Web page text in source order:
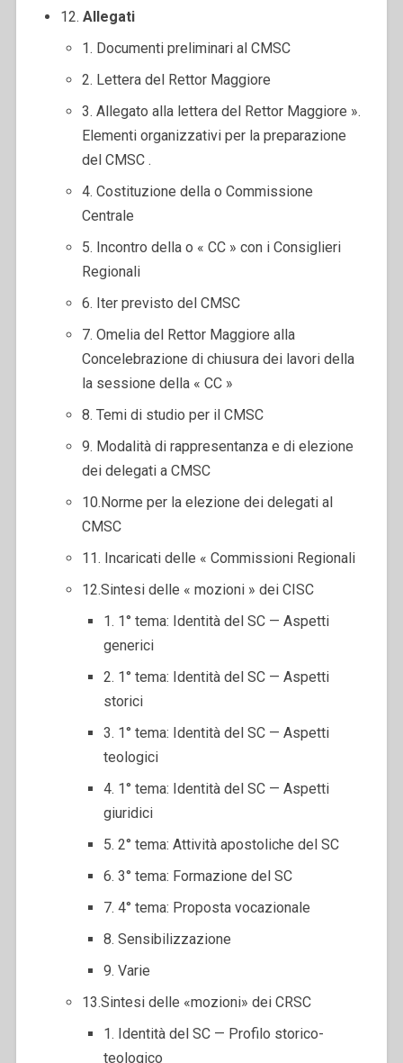
12. Allegati
1. Documenti preliminari al CMSC
2. Lettera del Rettor Maggiore
3. Allegato alla lettera del Rettor Maggiore ».
Elementi organizzativi per la preparazione
del CMSC .
4. Costituzione della o Commissione
Centrale
5. Incontro della o « CC » con i Consiglieri
Regionali
6. Iter previsto del CMSC
7. Omelia del Rettor Maggiore alla
Concelebrazione di chiusura dei lavori della
la sessione della « CC »
8. Temi di studio per il CMSC
9. Modalità di rappresentanza e di elezione
dei delegati a CMSC
10.Norme per la elezione dei delegati al
CMSC
11. Incaricati delle « Commissioni Regionali
12.Sintesi delle « mozioni » dei CISC
1. 1° tema: Identità del SC — Aspetti
generici
2. 1° tema: Identità del SC — Aspetti
storici
3. 1° tema: Identità del SC — Aspetti
teologici
4. 1° tema: Identità del SC — Aspetti
giuridici
5. 2° tema: Attività apostoliche del SC
6. 3° tema: Formazione del SC
7. 4° tema: Proposta vocazionale
8. Sensibilizzazione
9. Varie
13.Sintesi delle «mozioni» dei CRSC
1. Identità del SC — Profilo storico-
teologico